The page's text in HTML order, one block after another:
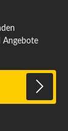
Angebote